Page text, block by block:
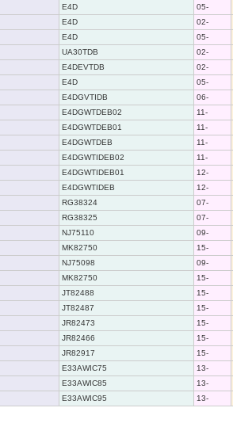
E4D 05-
E4D 02-
E4D 05-
UA30TDB 02-
E4DEVTDB 02-
E4D 05-
E4DGVTIDB 06-
E4DGWTDEB02 11-
E4DGWTDEB01 11-
E4DGWTDEB 11-
E4DGWTIDEB02 11-
E4DGWTIDEB01 12-
E4DGWTIDEB 12-
RG38324
07-
RG38325
07-
NJ75110
09-
MK82750
15-
NJ75098
09-
MK82750
15-
JT82488
15-
JT82487
15-
JR82473
15-
JR82466
15-
JR82917
15-
E33AWIC75
13-
E33AWIC85
13-
E33AWIC95 13-